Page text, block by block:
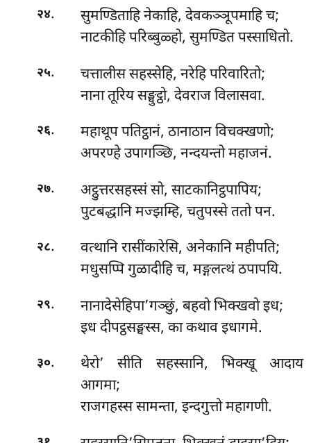
२४.
सुमण्डिताहि नेकाहि, देवकञ्ञूपमाहि च;
नाटकीहि परिब्बुळ्हो, सुमण्डित पस्साधितो.
२५.
चत्तालीस सहस्सेहि, नरेहि परिवारितो;
नाना तूरिय सङ्घुट्ठो, देवराज विलासवा.
२६.
महाथूप पतिट्ठानं, ठानाठान विचक्खणो;
अपरण्हे उपागञ्छि, नन्दयन्तो महाजनं.
२७.
अट्ठुत्तरसहस्सं सो, साटकानिट्ठपापिय;
पुटबद्धानि मज्झम्हि, चतुपस्से ततो पन.
२८.
वत्थानि रासींकारेसि, अनेकानि महीपति;
मधुसप्पि गुळादीहि च, मङ्गलत्थं ठपापयि.
२९.
नानादेसेहिपा’गञ्छुं, बहवो भिक्खवो इध;
इध दीपट्ठसङ्घस्स, का कथाव इधागमे.
३०.
थेरो’ सीति सहस्सानि, भिक्खू आदाय
आगमा;
राजगहस्स सामन्ता, इन्दगुत्तो महागणी.